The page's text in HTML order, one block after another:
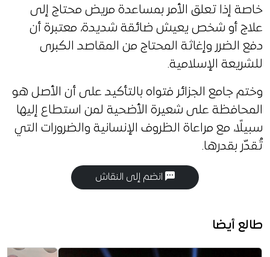
خاصة إذا تعلق الأمر بمساعدة مريض محتاج إلى
علاج أو شخص يعيش ضائقة شديدة، معتبرة أن
دفع الضرر وإغاثة المحتاج من المقاصد الكبرى
للشريعة الإسلامية.
وختم جامع الجزائر فتواه بالتأكيد على أن الأصل هو
المحافظة على شعيرة الأضحية لمن استطاع إليها
سبيلًا، مع مراعاة الظروف الإنسانية والضرورات التي
تُقدّر بقدرها.
انضم إلى النقاش
طالع أيضا